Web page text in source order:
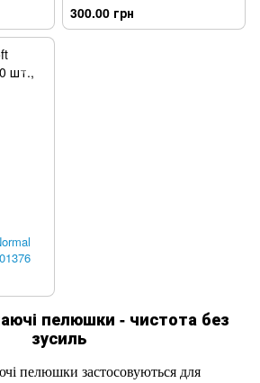
300.00 грн
пелюшки - чистота без
зусиль
пелюшки застосовуються для